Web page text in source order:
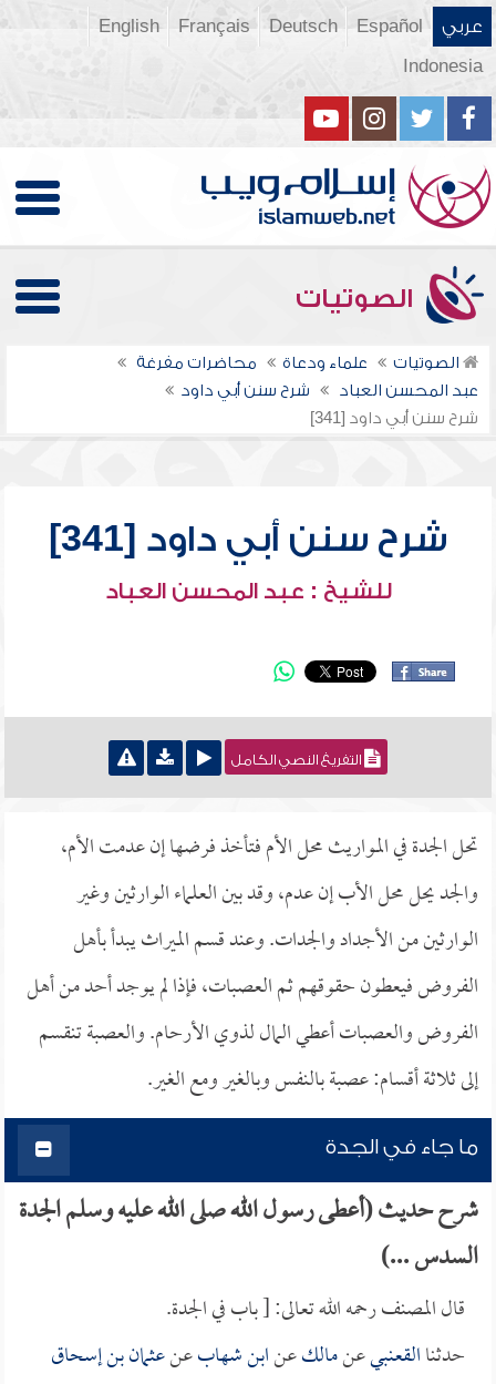
عربي Español
Deutsch
Français
English
Indonesia
الصوتيات
الصوتيات علماء ودعاة
محاضرات مفرغة
عبد المحسن العباد
شرح سنن أبي داود
شرح سنن أبي داود [341]
شرح سنن أبي داود [341]
للشيخ : عبد المحسن العباد
التفريغ النصي الكامل
تحل الجدة في المواريث محل الأم فتأخذ فرضها إن عدمت الأم،
والجد يحل محل الأب إن عدم، وقد بين العلماء الوارثين وغير
الوارثين من الأجداد والجدات. وعند قسم الميراث يبدأ بأهل
الفروض فيعطون حقوقهم ثم العصبات، فإذا لم يوجد أحد من أهل
الفروض والعصبات أعطي المال لذوي الأرحام. والعصبة تنقسم
إلى ثلاثة أقسام: عصبة بالنفس وبالغير ومع الغير.
ما جاء في الجدة
شرح حديث (أعطى رسول الله صلى الله عليه وسلم الجدة
السدس ...)
قال المصنف رحمه الله تعالى: [ باب في الجدة.
حدثناالقعنبيعنمالكعنابن شهابعنعثمان بن إسحاق